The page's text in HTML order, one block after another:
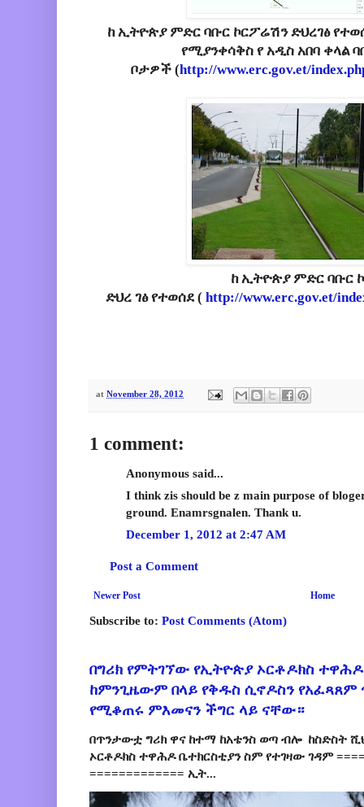
ከ ኢትዮጵያ ምድር ባቡር ኮርፖሬሽን ድህረገፅ
የሚያንቀሳቅስ የ አዲስ አበባ ቀላል
ቦታዎች (http://www.erc.gov.et/
ከ ኢትዮጵያ ምድር ባቡር
ድህረ ገፅ የተወሰደ ( http://www.erc.gov.et/
at November 28, 2012
1 comment:
Anonymous said...
I think zis should be z main purpose of
ground. Enamrsgnalen. Thank u.
December 1, 2012 at 2:47 AM
Post a Comment
Newer Post Home
Subscribe to: Post Comments (Atom)
በግሪክ የምትገኘው የኢትዮጵያ ኦርቶዶክስ
ከምንጊዜውም በላይ የቅዱስ ሲኖዶስን የአፈጻጸም
የሚቆጠሩ ምእመናን ችግር ላይ ናቸው።
በጥንታውቷ ግሪክ ዋና ከተማ ከአቴንስ ወጣ ብሎ ከስድስት
ኦርቶዶክስ ተዋሕዶ ቤተክርስቲያን ስም የተገዛው ገዳም
============= ኢት...